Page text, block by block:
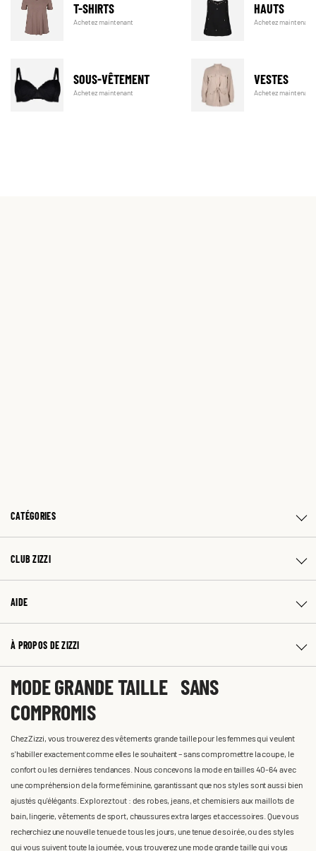
T-SHIRTS
Achetez maintenant
HAUTS
Achetez maintenant
SOUS-VÊTEMENT
Achetez maintenant
VESTES
Achetez maintenant
CATÉGORIES
CLUB ZIZZI
AIDE
À PROPOS DE ZIZZI
MODE GRANDE TAILLE SANS
COMPROMIS
Chez Zizzi, vous trouverez des vêtements grande taille pour les femmes qui veulent
s'habiller exactement comme elles le souhaitent – sans compromettre la coupe, le
confort ou les dernières tendances. Nous concevons la mode en tailles 40-64 avec
une compréhension de la forme féminine, garantissant que nos styles sont aussi bien
ajustés qu'élégants. Explorez tout : des robes, jeans, et chemisiers aux maillots de
bain, lingerie, vêtements de sport, chaussures extra larges et accessoires. Que vous
recherchiez une nouvelle tenue de tous les jours, une tenue de soirée, ou des styles
qui vous suivent toute la journée, vous trouverez une mode grande taille qui vous